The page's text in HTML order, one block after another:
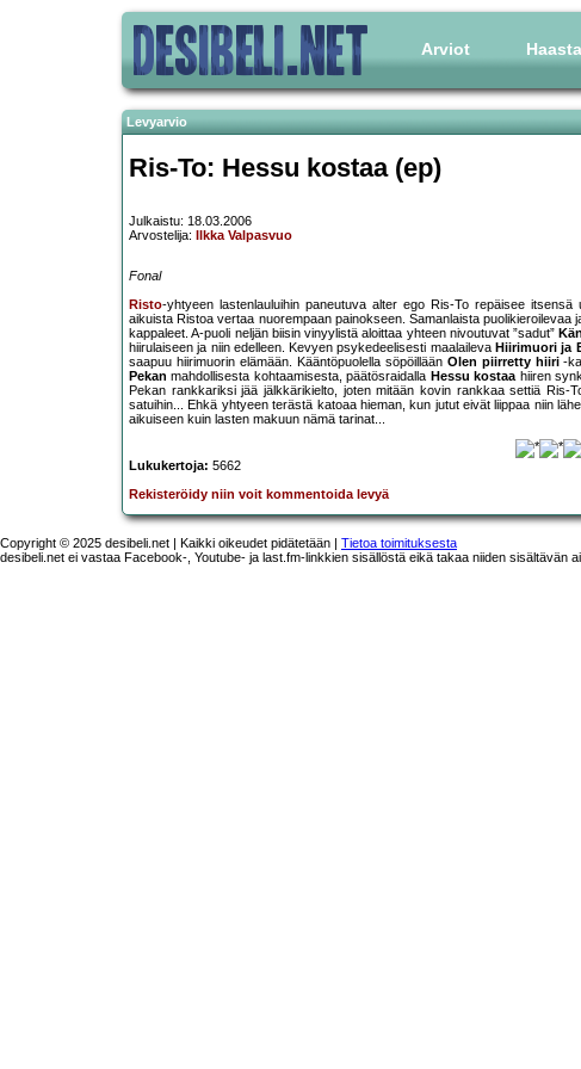
Arviot
Levyarvio
Ris-To: Hessu kostaa (ep)
Julkaistu: 18.03.2006
Arvostelija:
Ilkka Valpasvuo
Fonal
Risto-yhtyeen lastenlauluihin paneutuva alter ego Ris-To repäisee
aikuista Ristoa vertaa nuorempaan painokseen. Samanlaista
kappaleet. A-puoli neljän biisin vinyylistä aloittaa yhteen nivoutuvat ”sadut”
hiirulaiseen ja niin edelleen. Kevyen psykedeelisesti maalaileva Hiirimuori ja
saapuu hiirimuorin elämään. Kääntöpuolella söpöillään Olen piirretty hiiri-
Pekan mahdollisesta kohtaamisesta, päätösraidalla Hessu kostaahiiren
Pekan rankkariksi jää jälkkärikielto, joten mitään kovin rankkaa settiä
satuihin... Ehkä yhtyeen terästä katoaa hieman, kun jutut eivät liippaa niin
aikuiseen kuin lasten makuun nämä tarinat...
Lukukertoja: 5662
Rekisteröidy niin voit kommentoida levyä
Copyright © 2025 desibeli.net | Kaikki oikeudet pidätetään | Tietoa toimituksesta
desibeli.net ei vastaa Facebook-, Youtube- ja last.fm-linkkien sisällöstä eikä takaa niiden sisältävän